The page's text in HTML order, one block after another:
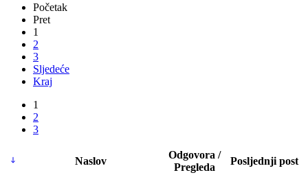
Početak
Pret
1
2
3
Sljedeće
Kraj
1
2
3
Naslov
Odgovora /
Pregleda
Posljednji post